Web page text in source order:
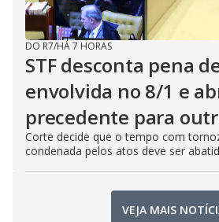
DO R7/HÁ 7 HORAS
STF desconta pena
envolvida no 8/1 e
precedente para
Corte decide que o tempo com
condenada pelos atos deve ser
VEJA MAIS